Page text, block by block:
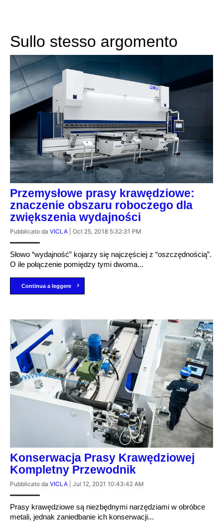
Sullo stesso argomento
Przemysłowe prasy krawędziowe:
znaczenie obszaru roboczego dla
zwiększenia wydajności
Pubblicato da VICLA Oct 25, 2018 5:32:31 PM
Słowo “wydajność” kojarzy się najczęściej z “oszczędnością”.
O ile połączenie pomiędzy tymi dwoma...
Continua a leggere
Konserwacja Prasy Krawędziowej
Kompletny Przewodnik
Pubblicato da VICLA Jul 12, 2021 10:43:42 AM
Prasy krawędziowe są niezbędnymi narzędziami w obróbce
metali, jednak zaniedbanie ich konserwacji...